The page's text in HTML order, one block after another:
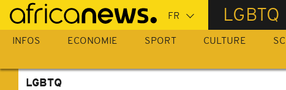
Passer
au
contenu
LGBTQ
INFOS ECONOMIE SPORT CULTURE
LGBTQ